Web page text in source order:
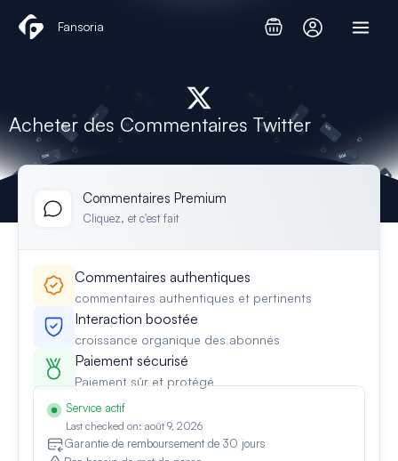
Fansoria
Acheter des Commentaires Twitter
Commentaires Premium
Cliquez, et c'est fait
Commentaires authentiques
commentaires authentiques et pertinents
Interaction boostée
croissance organique des abonnés
Paiement sécurisé
Paiement sûr et protégé
Service actif
Last checked on: août 9, 2026
Garantie de remboursement de 30 jours